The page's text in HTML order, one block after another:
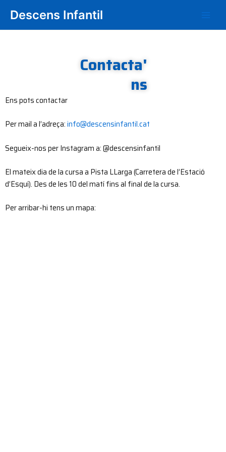
contingut
Descens Infantil
Contacta'
ns
Ens pots contactar
Per mail a l’adreça:info@descensinfantil.cat
Segueix-nos per Instagram a: @descensinfantil
El mateix dia de la cursa a Pista LLarga (Carretera de l’Estació
d’Esquí). Des de les 10 del matí fins al final de la cursa.
Per arribar-hi tens un mapa: